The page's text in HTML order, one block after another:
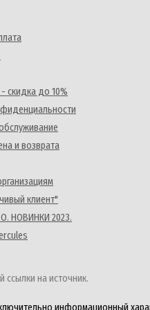
скидка до 10%
и возврата
клиент"
НОВИНКИ 2023.
ссылки на источник.
информационный